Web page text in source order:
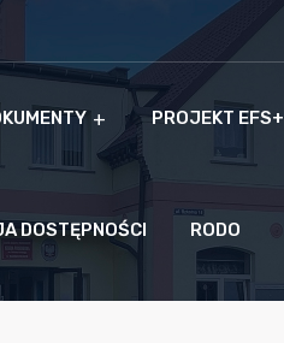
PROJEKT EFS+
DOSTĘPNOŚCI RODO